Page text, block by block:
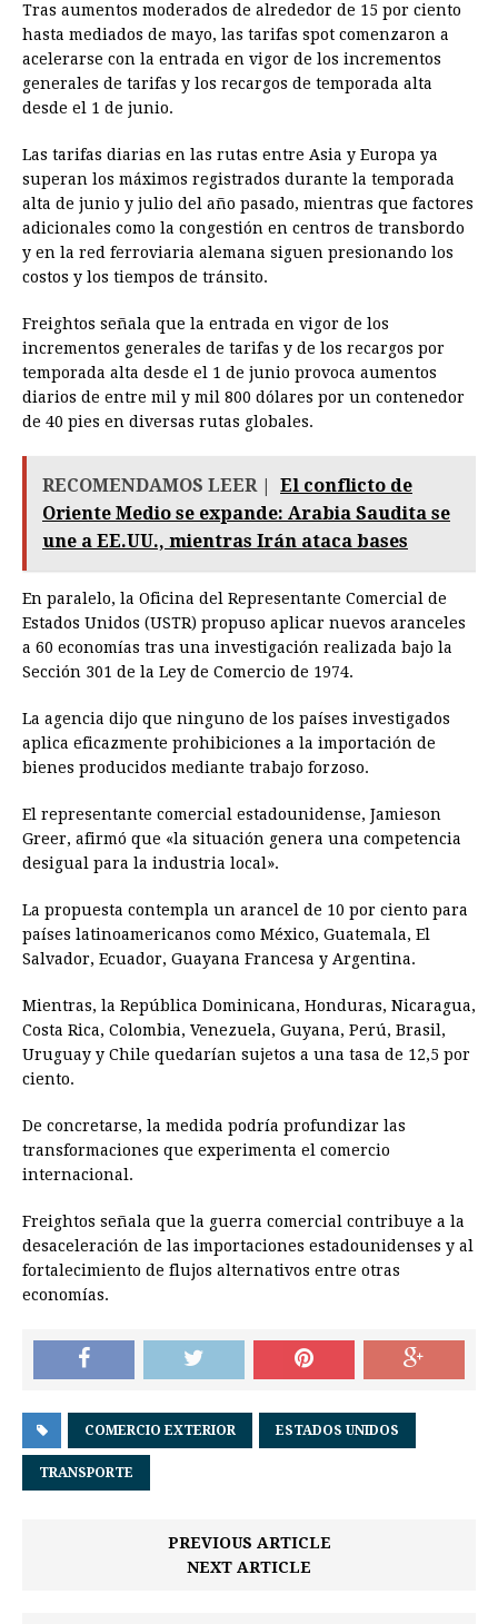
Tras aumentos moderados de alrededor de 15 por ciento
hasta mediados de mayo, las tarifas spot comenzaron a
acelerarse con la entrada en vigor de los incrementos
generales de tarifas y los recargos de temporada alta
desde el 1 de junio.
Las tarifas diarias en las rutas entre Asia y Europa ya
superan los máximos registrados durante la temporada
alta de junio y julio del año pasado, mientras que factores
adicionales como la congestión en centros de transbordo
y en la red ferroviaria alemana siguen presionando los
costos y los tiempos de tránsito.
Freightos señala que la entrada en vigor de los
incrementos generales de tarifas y de los recargos por
temporada alta desde el 1 de junio provoca aumentos
diarios de entre mil y mil 800 dólares por un contenedor
de 40 pies en diversas rutas globales.
RECOMENDAMOS LEER |
El conflicto de
Oriente Medio se expande: Arabia Saudita se
une a EE.UU., mientras Irán ataca bases
En paralelo, la Oficina del Representante Comercial de
Estados Unidos (USTR) propuso aplicar nuevos aranceles
a 60 economías tras una investigación realizada bajo la
Sección 301 de la Ley de Comercio de 1974.
La agencia dijo que ninguno de los países investigados
aplica eficazmente prohibiciones a la importación de
bienes producidos mediante trabajo forzoso.
El representante comercial estadounidense, Jamieson
Greer, afirmó que «la situación genera una competencia
desigual para la industria local».
La propuesta contempla un arancel de 10 por ciento para
países latinoamericanos como México, Guatemala, El
Salvador, Ecuador, Guayana Francesa y Argentina.
Mientras, la República Dominicana, Honduras, Nicaragua,
Costa Rica, Colombia, Venezuela, Guyana, Perú, Brasil,
Uruguay y Chile quedarían sujetos a una tasa de 12,5 por
ciento.
De concretarse, la medida podría profundizar las
transformaciones que experimenta el comercio
internacional.
Freightos señala que la guerra comercial contribuye a la
desaceleración de las importaciones estadounidenses y al
fortalecimiento de flujos alternativos entre otras
economías.
COMERCIO EXTERIOR ESTADOS UNIDOS
TRANSPORTE
PREVIOUS ARTICLE
NEXT ARTICLE